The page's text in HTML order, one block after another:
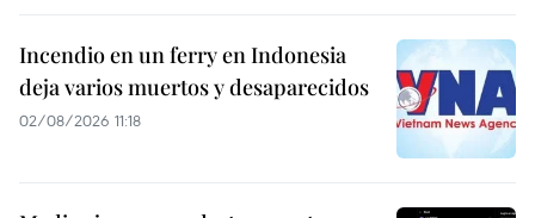
Incendio en un ferry en Indonesia
deja varios muertos y desaparecidos
02/08/2026 11:18